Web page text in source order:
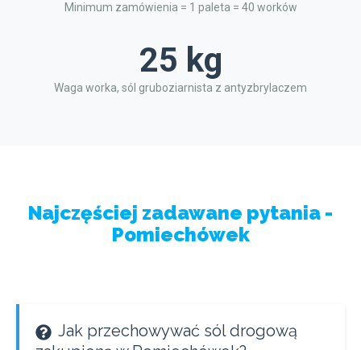
Minimum zamówienia = 1 paleta = 40 worków
25 kg
Waga worka, sól gruboziarnista z antyzbrylaczem
Najczęściej zadawane pytania -
Pomiechówek
Jak przechowywać sól drogową